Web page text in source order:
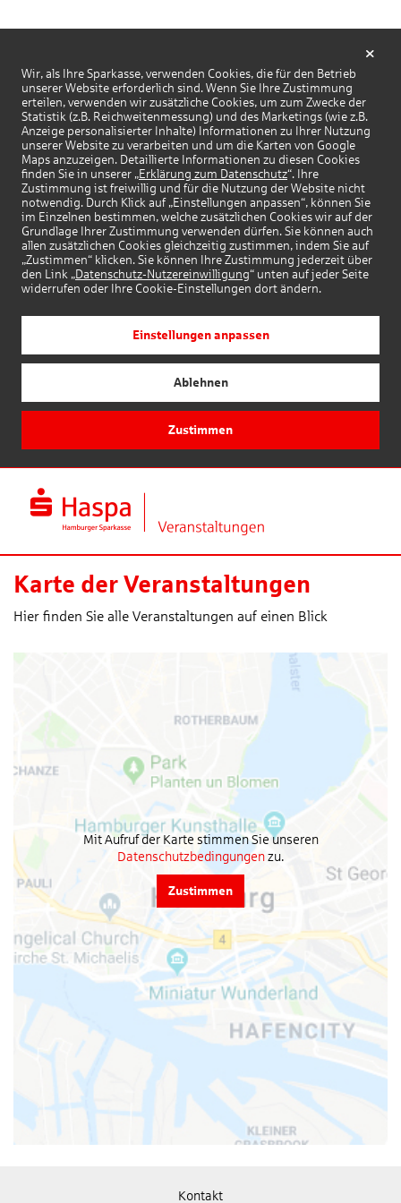
Wir, als Ihre Sparkasse, verwenden Cookies, die für den Betrieb
unserer Website erforderlich sind. Wenn Sie Ihre Zustimmung
erteilen, verwenden wir zusätzliche Cookies, um zum Zwecke der
Statistik (z.B. Reichweitenmessung) und des Marketings (wie z.B.
Anzeige personalisierter Inhalte) Informationen zu Ihrer Nutzung
unserer Website zu verarbeiten und um die Karten von Google
Maps anzuzeigen. Detaillierte Informationen zu diesen Cookies
finden Sie in unserer „Erklärung zum Datenschutz“. Ihre
Zustimmung ist freiwillig und für die Nutzung der Website nicht
notwendig. Durch Klick auf „Einstellungen anpassen“, können Sie
im Einzelnen bestimmen, welche zusätzlichen Cookies wir auf der
Grundlage Ihrer Zustimmung verwenden dürfen. Sie können auch
allen zusätzlichen Cookies gleichzeitig zustimmen, indem Sie auf
„Zustimmen“ klicken. Sie können Ihre Zustimmung jederzeit über
den Link „Datenschutz-Nutzereinwilligung“ unten auf jeder Seite
widerrufen oder Ihre Cookie-Einstellungen dort ändern.
Einstellungen anpassen
Ablehnen
Zustimmen
Karte der Veranstaltungen
Hier finden Sie alle Veranstaltungen auf einen Blick
Mit Aufruf der Karte stimmen Sie unseren
Datenschutzbedingungenzu.
Zustimmen
Kontakt